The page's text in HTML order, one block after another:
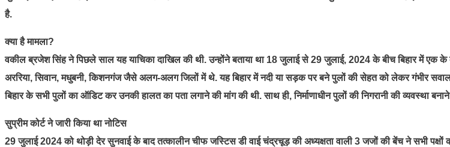
है.
क्या है मामला?
वकील ब्रजेश सिंह ने पिछले साल यह याचिका दाखिल की थी. उन्होंने बताया था 18 जुलाई से 29 जुलाई, 2024 के बीच बिहार में एक
अररिया, सिवान, मधुबनी, किशनगंज जैसे अलग-अलग जिलों में थे. यह बिहार में नदी या सड़क पर बने पुलों की सेहत को लेकर गंभीर सवाल
बिहार के सभी पुलों का ऑडिट कर उनकी हालत का पता लगाने की मांग की थी. साथ ही, निर्माणाधीन पुलों की निगरानी की व्यवस्था
सुप्रीम कोर्ट ने जारी किया था नोटिस
29 जुलाई 2024 को थोड़ी देर सुनवाई के बाद तत्कालीन चीफ जस्टिस डी वाई चंद्रचूड़ की अध्यक्षता वाली 3 जजों की बेंच ने सभी पक्षों